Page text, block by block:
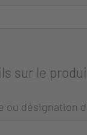
sur le
ou désignation